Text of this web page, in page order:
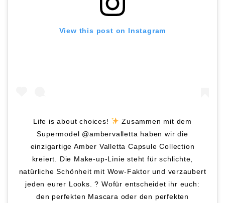
View this post on Instagram
Life is about choices!
Zusammen mit dem
Supermodel @ambervalletta haben wir die
einzigartige Amber Valletta Capsule Collection
kreiert. Die Make-up-Linie steht für schlichte,
natürliche Schönheit mit Wow-Faktor und verzaubert
jeden eurer Looks. ? Wofür entscheidet ihr euch:
den perfekten Mascara oder den perfekten